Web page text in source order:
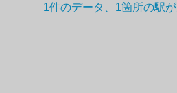
1件のデータ、1箇所の駅が